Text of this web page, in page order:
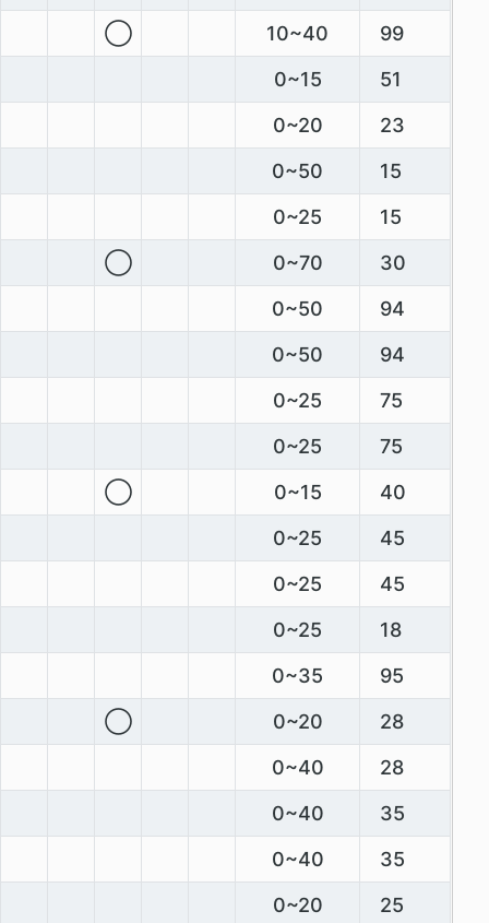
◯
10~40
99
0~15
51
0~20
23
0~50
15
0~25
15
◯
0~70
30
0~50
94
0~50
94
0~25
75
0~25
75
◯
0~15
40
0~25
45
0~25
45
0~25
18
0~35
95
◯
0~20
28
0~40
28
0~40
35
0~40
35
0~20
25